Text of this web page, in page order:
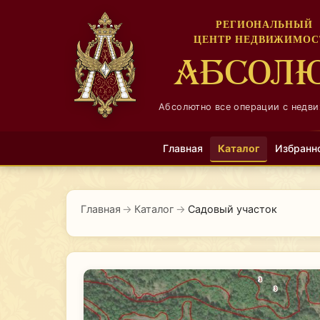
РЕГИОНАЛЬНЫЙ
ЦЕНТР
Абсолютно все операции с
Главная Каталог
Главная → Каталог → Садовый участок